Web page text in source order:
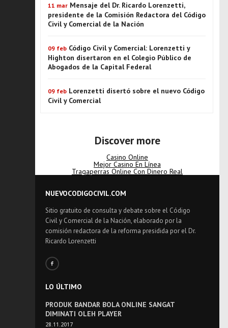
11 mar Mensaje del Dr. Ricardo Lorenzetti,
presidente de la Comisión Redactora del Código
Civil y Comercial de la Nación
09 feb Código Civil y Comercial: Lorenzetti y
Highton disertaron en el Colegio Público de
Abogados de la Capital Federal
09 feb Lorenzetti disertó sobre el nuevo Código
Civil y Comercial
Discover more
Casino Online
Mejor Casino En Línea
Tragaperras Online Con Dinero Real
NUEVOCODIGOCIVIL.COM
Sitio gratuito de consulta y debate sobre el Código
Civil y Comercial de la Nación, elaborado por la
comisión redactora de la reforma presidida por el Dr.
Ricardo Lorenzetti
LO ÚLTIMO
PRODUK BANDAR BOLA ONLINE SANGAT
DIMINATI OLEH PLAYER
28.11.2017